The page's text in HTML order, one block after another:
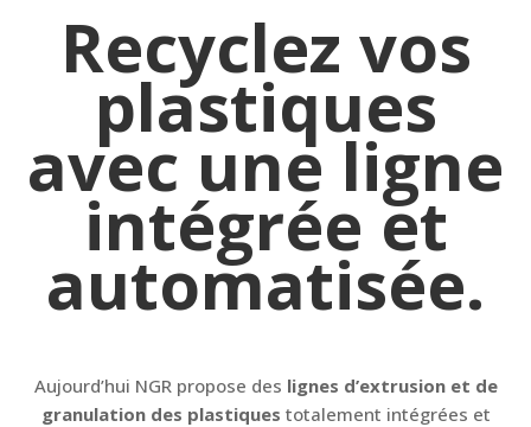
Recyclez vos
plastiques
avec une ligne
intégrée et
automatisée.
Aujourd’hui NGR propose des lignes d’extrusion et de
granulation des plastiques totalement intégrées et